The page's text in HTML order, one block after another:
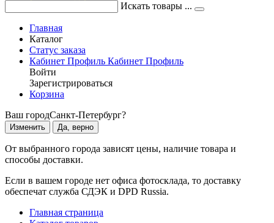
Искать товары ...
Главная
Каталог
Статус заказа
Кабинет Профиль Кабинет Профиль
Войти
Зарегистрироваться
Корзина
Ваш городСанкт-Петербург?
Изменить Да, верно
От выбранного города зависят цены, наличие товара и
способы доставки.
Если в вашем городе нет офиса фотосклада, то доставку
обеспечат служба СДЭК и DPD Russia.
Главная страница